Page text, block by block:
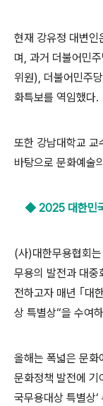
현재 강유정 대변인
며, 과거 더불어민
위원), 더불어민주
화특보를 역임했다.
또한 강남대학교 교
바탕으로 문화예술
◆ 2025 대한민
(사)대한무용협회
무용의 발전과 대중
전하고자 매년 ｢대
상 특별상“을 수여
올해는 폭넓은 문화
문화정책 발전에 기
국무용대상 특별상‘